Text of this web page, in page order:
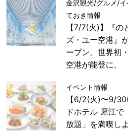
金沢観光/グルメ/
ておき情報
【7/7(火)】『の
ズ・ユー空港』
ープン。世界初
空港が能登に。
イベント情報
【6/2(火)〜9/
ドホテル 犀江
放題」を満喫しよ